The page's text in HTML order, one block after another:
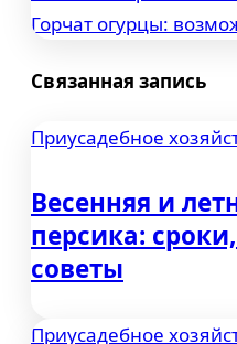
по
записям
Горчат огурцы:
Связанная запись
Приусадебное
Весенняя и
персика:
советы
Приусадебное